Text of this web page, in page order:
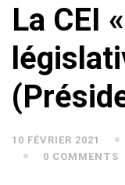
La CEI
10 FÉVRIER 2021
0 COMMENTS